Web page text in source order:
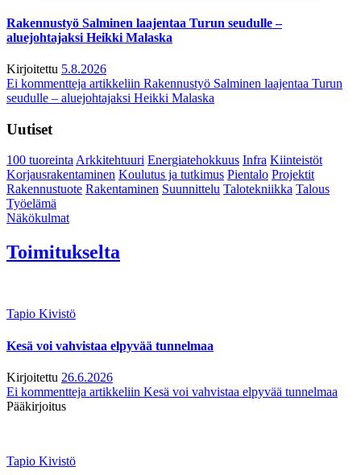
Rakennustyö Salminen laajentaa Turun seudulle –
aluejohtajaksi Heikki Malaska
Kirjoitettu 5.8.2026
Ei kommentteja artikkeliin Rakennustyö Salminen laajentaa Turun
seudulle – aluejohtajaksi Heikki Malaska
Uutiset
100 tuoreintaArkkitehtuuri Energiatehokkuus Infra Kiinteistöt
Korjausrakentaminen Koulutus ja tutkimus Pientalo Projektit
Rakennustuote Rakentaminen Suunnittelu Talotekniikka Talous
Työelämä
Näkökulmat
Toimitukselta
Tapio Kivistö
Kesä voi vahvistaa elpyvää tunnelmaa
Kirjoitettu 26.6.2026
Ei kommentteja artikkeliin Kesä voi vahvistaa elpyvää tunnelmaa
Pääkirjoitus
Tapio Kivistö